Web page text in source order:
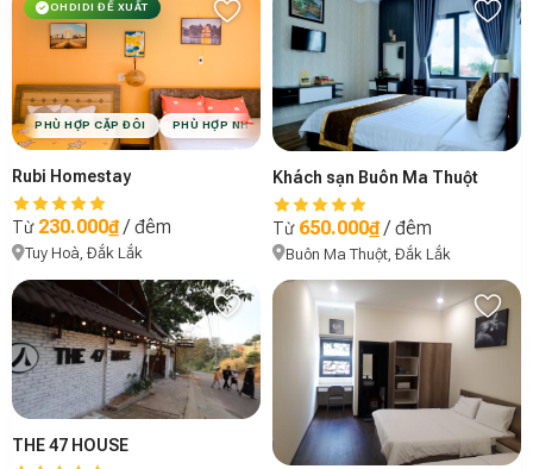
OHDIDI ĐỀ XUẤT
PHÙ HỢP CẶP ĐÔI PHÙ HỢP NHÓM BẠN VIBE MỘC MẠC
Rubi Homestay
Từ 230.000₫/ đêm
Tuy Hoà, Đắk Lắk
Khách sạn Buôn Ma Thuột
Từ 650.000₫/ đêm
Buôn Ma Thuột, Đắk Lắk
THE 47 HOUSE